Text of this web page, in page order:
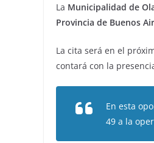
La Municipalidad de
Provincia de Buenos
La cita será en el
contará con la
En esta
49 a la